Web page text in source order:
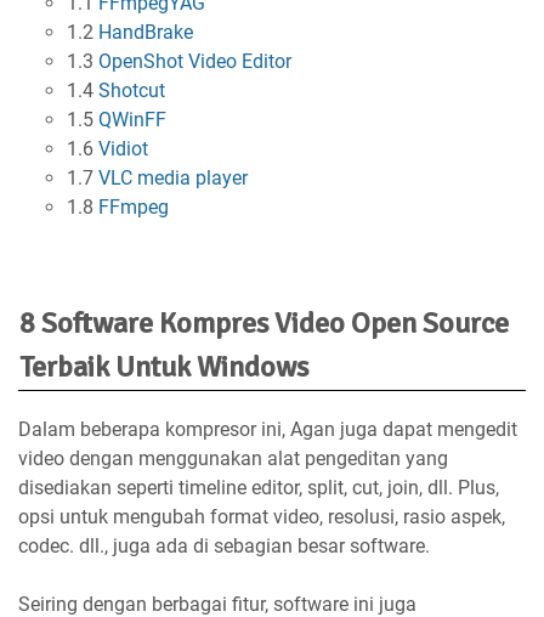
1.2 HandBrake
1.3 OpenShot Video Editor
1.4 Shotcut
1.5 QWinFF
1.6 Vidiot
1.7 VLC media player
1.8 FFmpeg
8 Software Kompres Video Open Source
Terbaik Untuk Windows
Dalam beberapa kompresor ini, Agan juga dapat mengedit
video dengan menggunakan alat pengeditan yang
disediakan seperti timeline editor, split, cut, join, dll. Plus,
opsi untuk mengubah format video, resolusi, rasio aspek,
codec. dll., juga ada di sebagian besar software.
Seiring dengan berbagai fitur, software ini juga